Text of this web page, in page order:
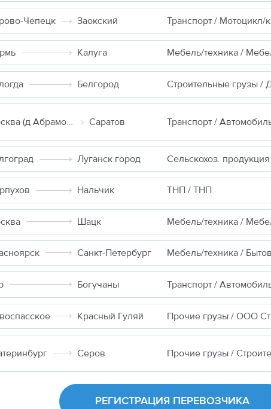
Чепецк Заокский Транспорт / Мотоцикл/
Калуга Мебель/техника /
Белгород Строительные грузы /
Москва (д Абрамовка) Саратов Транспорт /
Луганск город
Нальчик ТНП / ТНП
Шацк Мебель/техника /
Санкт-Петербург Мебель/техника /
Богучаны Транспорт /
Красный Гуляй Прочие грузы / ООО
Серов
РЕГИСТРАЦИЯ ПЕРЕВОЗЧИКА